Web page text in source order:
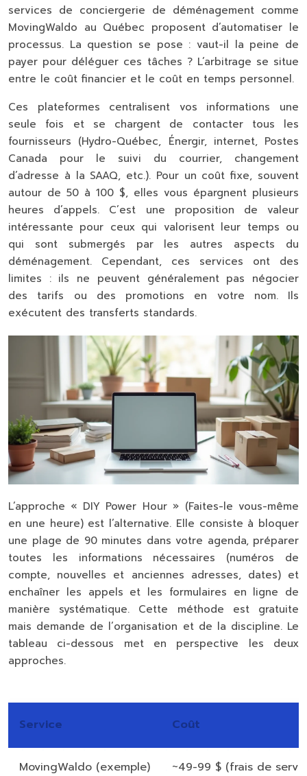
services de conciergerie de déménagement comme
MovingWaldo au Québec proposent d’automatiser le
processus. La question se pose : vaut-il la peine de
payer pour déléguer ces tâches ? L’arbitrage se situe
entre le coût financier et le coût en temps personnel.
Ces plateformes centralisent vos informations une
seule fois et se chargent de contacter tous les
fournisseurs (Hydro-Québec, Énergir, internet, Postes
Canada pour le suivi du courrier, changement
d’adresse à la SAAQ, etc.). Pour un coût fixe, souvent
autour de 50 à 100 $, elles vous épargnent plusieurs
heures d’appels. C’est une proposition de valeur
intéressante pour ceux qui valorisent leur temps ou
qui sont submergés par les autres aspects du
déménagement. Cependant, ces services ont des
limites : ils ne peuvent généralement pas négocier
des tarifs ou des promotions en votre nom. Ils
exécutent des transferts standards.
L’approche « DIY Power Hour » (Faites-le vous-même
en une heure) est l’alternative. Elle consiste à bloquer
une plage de 90 minutes dans votre agenda, préparer
toutes les informations nécessaires (numéros de
compte, nouvelles et anciennes adresses, dates) et
enchaîner les appels et les formulaires en ligne de
manière systématique. Cette méthode est gratuite
mais demande de l’organisation et de la discipline. Le
tableau ci-dessous met en perspective les deux
approches.
Service Coût
MovingWaldo (exemple) ~49-99 $ (frais de